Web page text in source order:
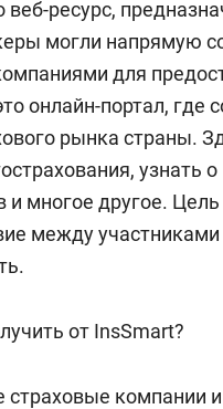
веб-ресурс,
могли напрямую
для
онлайн-портал,
рынка страны.
узнать
и многое другое.
между
от InsSmart?
страховые компании